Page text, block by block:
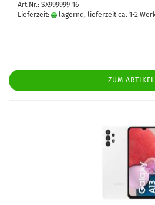
Art.Nr.: SX999999_16
Lieferzeit:
lagernd, lieferzeit ca. 1-2
ZUM ARTIKEL